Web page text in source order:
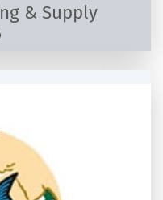
& Supply